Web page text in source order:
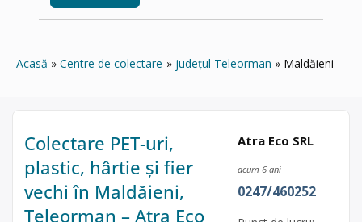
Acasă Centre de colectare județul Teleorman Maldăieni
Colectare PET-uri,
plastic, hârtie și fier
vechi în Maldăieni,
Teleorman – Atra Eco
Atra Eco SRL
acum 6 ani
0247/460252